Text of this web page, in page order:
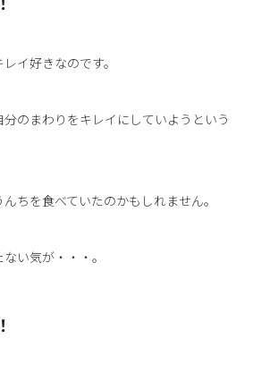
イ好きなのです。
のまわりをキレイにしていようという
ちを食べていたのかもしれません。
い気が・・・。